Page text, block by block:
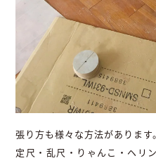
張り方も様々な方法があります。
定尺・乱尺・りゃんこ・ヘリ